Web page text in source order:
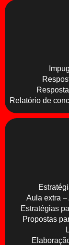
Relatório de
Aula extra –
Estratégias
Propostas